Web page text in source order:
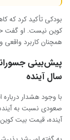
بودکی تأکید کرد که
همچنان کاربرد
سال آینده
با وجود هشدار
صعودی نسبت به
آینده، قیمت بیت‌ کوین